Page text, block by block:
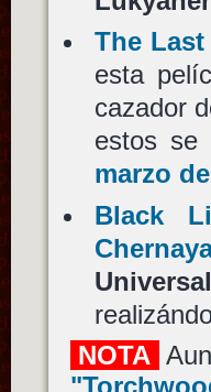
The
esta
cazador
estos se
marzo
Black
NOTA